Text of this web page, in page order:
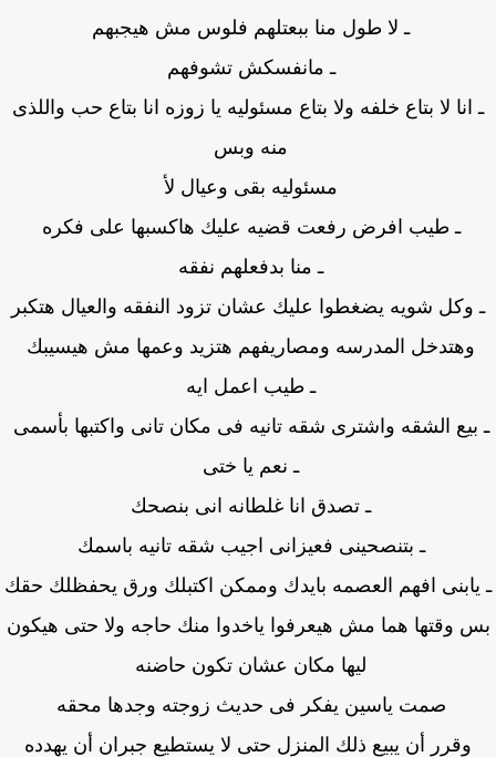
ـ لا طول منا ببعتلهم فلوس مش هيجبهم
ـ مانفسكش تشوفهم
انا لا بتاع خلفه ولا بتاع مسئوليه يا زوزه انا بتاع حب واللذى
منه وبس
مسئوليه بقى وعيال لأ
ـ طيب افرض رفعت قضيه عليك هاكسبها على فكره
ـ منا بدفعلهم نفقه
وكل شويه يضغطوا عليك عشان تزود النفقه والعيال هتكبر
وهتدخل المدرسه ومصاريفهم هتزيد وعمها مش هيسيبك
ـ طيب اعمل ايه
الشقه واشترى شقه تانيه فى مكان تانى واكتبها بأسمى
ـ نعم يا ختى
ـ تصدق انا غلطانه انى بنصحك
ـ بتنصحينى فعيزانى اجيب شقه تانيه باسمك
افهم العصمه بايدك وممكن اكتبلك ورق يحفظلك حقك
وقتها هما مش هيعرفوا ياخدوا منك حاجه ولا حتى هيكون
ليها مكان عشان تكون حاضنه
صمت ياسين يفكر فى حديث زوجته وجدها محقه
وقرر أن يبيع ذلك المنزل حتى لا يستطيع جبران أن يهدده